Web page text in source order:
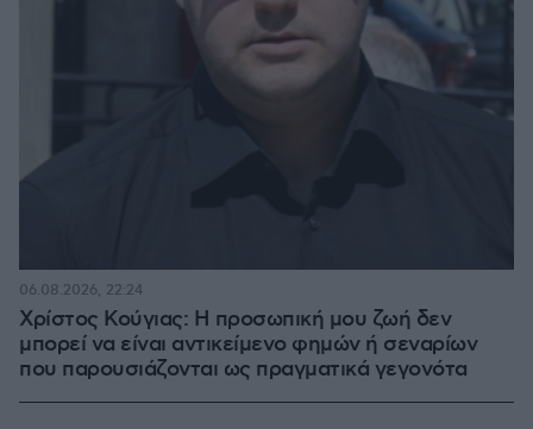
Χρίστος Κούγιας: Η προσωπική μου ζωή δεν
μπορεί να είναι αντικείμενο φημών ή σεναρίων
που παρουσιάζονται ως πραγματικά γεγονότα
06.08.2026, 22:24